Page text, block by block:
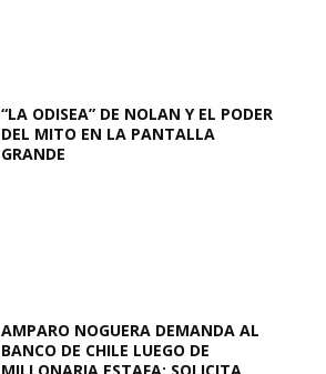
“LA ODISEA” DE NOLAN Y EL PODER
DEL MITO EN LA PANTALLA
GRANDE
AMPARO NOGUERA DEMANDA AL
BANCO DE CHILE LUEGO DE